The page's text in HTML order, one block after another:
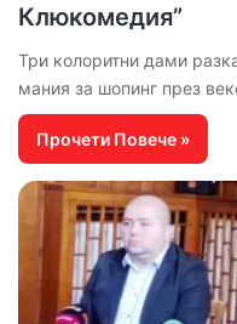
Клюкомедия”
Три колоритни дами
мания за шопинг през
Прочети Повече »